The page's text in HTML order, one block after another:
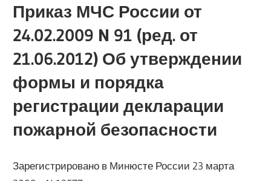
Приказ МЧС России от
24.02.2009 N 91 (ред. от
21.06.2012) Об утверждении
формы и порядка
регистрации декларации
пожарной безопасности
Зарегистрировано в Минюсте России 23 марта